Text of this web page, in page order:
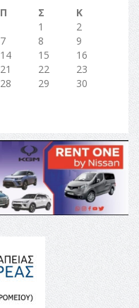
Π Σ
Κ
1
2
7 8
9
14 15
16
21 22
23
28 29
30